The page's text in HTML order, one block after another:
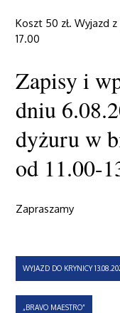
Koszt 50 zł. Wyjazd
17.00
Zapisy i
dniu
dyżuru w
od 11.00-
Zapraszamy
Nawigacja
wpisu
WYJAZD DO KRYNICY
„BRAVO MAESTRO”